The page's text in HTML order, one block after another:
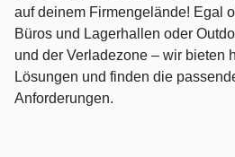
auf deinem Firmengelände! Egal
Büros und Lagerhallen oder
und der Verladezone – wir bieten
Lösungen und finden die
Anforderungen.